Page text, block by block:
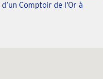
d’un Comptoir de l’Or à